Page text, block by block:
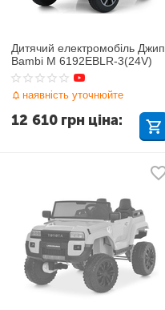
Дитячий електромобіль Джип
Bambi M 6192EBLR-3(24V)
наявність уточнюйте
12 610 грн ціна: